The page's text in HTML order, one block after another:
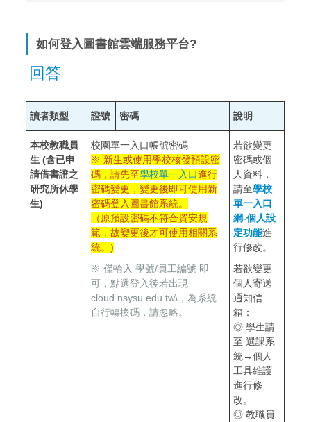
如何登入圖書館雲端服務平台?
讀者類型 證號 密碼 說明
本校教職員
生 (含已申
請借書證之
研究所休學
生)
校園單一入口帳號密碼
※ 新生或使用學校核發預設密
碼，請先至學校單一入口進行
密碼變更，變更後即可使用新
密碼登入圖書館系統。
（原預設密碼不符合資安規
範，故變更後才可使用相關系
統。)
※ 僅輸入 學號/員工編號 即
可，點選登入後若出現
cloud.nsysu.edu.tw\，為系統
自行轉換碼，請忽略。
若欲變更
密碼或個
人資料，
請至學校
單一入口
網-個人設
定功能進
行修改。
若欲變更
個人寄送
通知信
箱：
◎ 學生請
至 選課系
統→個人
工具維護
進行修
改。
◎ 教職員